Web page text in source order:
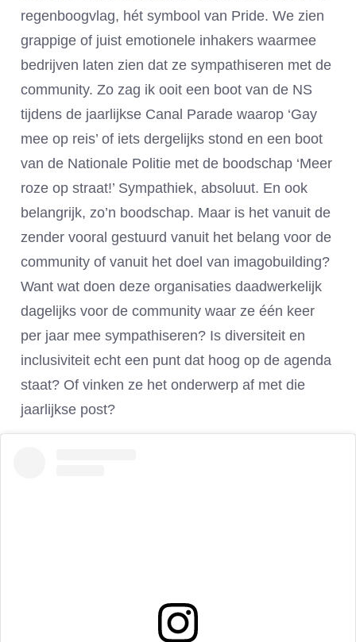
regenboogvlag, hét symbool van Pride. We zien
grappige of juist emotionele inhakers waarmee
bedrijven laten zien dat ze sympathiseren met de
community. Zo zag ik ooit een boot van de NS
tijdens de jaarlijkse Canal Parade waarop ‘Gay
mee op reis’ of iets dergelijks stond en een boot
van de Nationale Politie met de boodschap ‘Meer
roze op straat!’ Sympathiek, absoluut. En ook
belangrijk, zo’n boodschap. Maar is het vanuit de
zender vooral gestuurd vanuit het belang voor de
community of vanuit het doel van imagobuilding?
Want wat doen deze organisaties daadwerkelijk
dagelijks voor de community waar ze één keer
per jaar mee sympathiseren? Is diversiteit en
inclusiviteit echt een punt dat hoog op de agenda
staat? Of vinken ze het onderwerp af met die
jaarlijkse post?